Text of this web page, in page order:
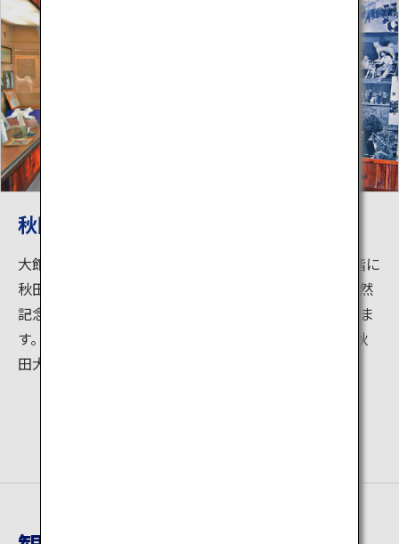
秋田犬会館
大館市中心部に位置する秋田犬保存会の本部です。3階に
秋田犬博物館室は日本で犬種団体唯一の博物館で、天然
記念物である秋田犬に関する資料などが展示されていま
す。4月下旬から11月中旬のあいだは犬舎にて本物の秋
田犬を見ることができます。